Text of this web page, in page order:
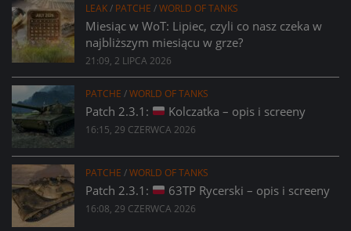
LEAK/ PATCHE /WORLD OF TANKS
Miesiąc w WoT: Lipiec, czyli co nasz czeka w
najbliższym miesiącu w grze?
21:09, 2 LIPCA 2026
PATCHE /WORLD OF TANKS
Patch 2.3.1: Kolczatka – opis i screeny
16:15, 29 CZERWCA 2026
PATCHE /WORLD OF TANKS
Patch 2.3.1: 63TP Rycerski – opis i screeny
16:08, 29 CZERWCA 2026